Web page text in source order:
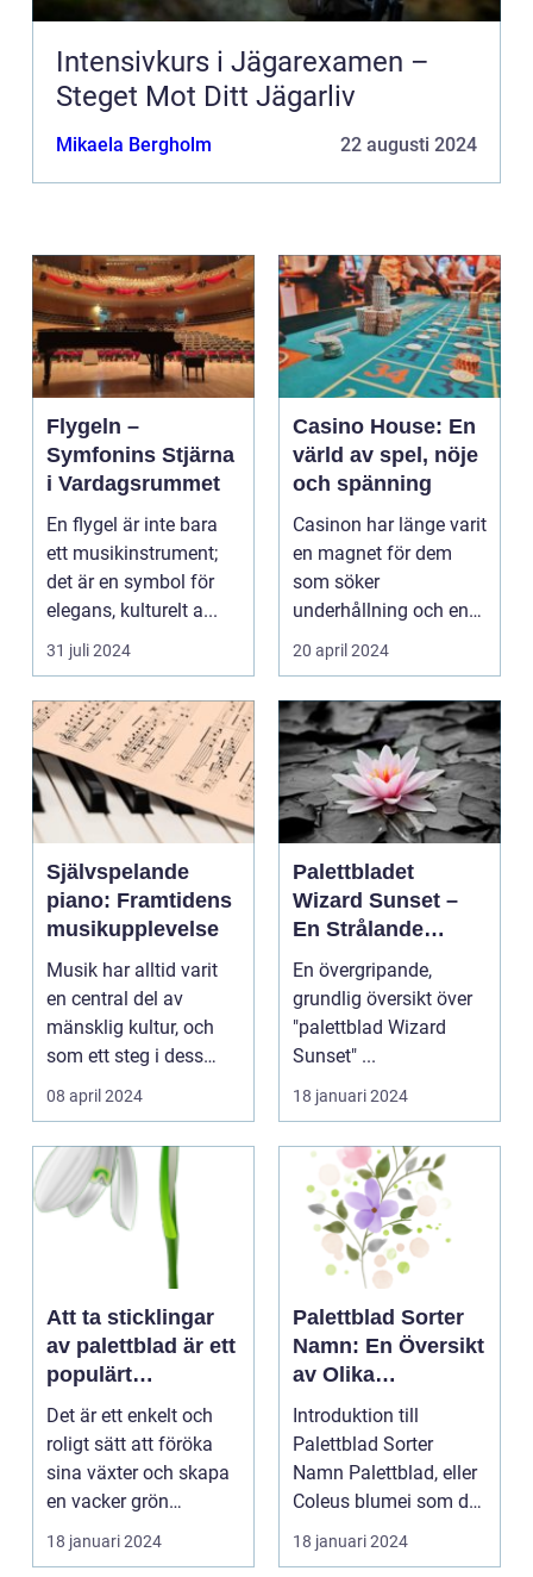
Intensivkurs i Jägarexamen –
Steget Mot Ditt Jägarliv
Mikaela Bergholm 22 augusti 2024
Flygeln –
Symfonins Stjärna
i Vardagsrummet
En flygel är inte bara
ett musikinstrument;
det är en symbol för
elegans, kulturelt a...
31 juli 2024
Casino House: En
värld av spel, nöje
och spänning
Casinon har länge varit
en magnet för dem
som söker
underhållning och en
chans ...
20 april 2024
Självspelande
piano: Framtidens
musikupplevelse
Musik har alltid varit
en central del av
mänsklig kultur, och
som ett steg i dess
kontinuerliga...
08 april 2024
Palettbladet
Wizard Sunset –
En Strålande
Fördelning av
Färger
En övergripande,
grundlig översikt över
"palettblad Wizard
Sunset" ...
18 januari 2024
Att ta sticklingar
av palettblad är ett
populärt
hobbyprojekt för
många
trädgårdsentusiast
Det är ett enkelt och
roligt sätt att föröka
sina växter och skapa
en vacker grön
omgivning. I denna...
18 januari 2024
Palettblad Sorter
Namn: En Översikt
av Olika
Variationer och
Egenskaper
Introduktion till
Palettblad Sorter
Namn Palettblad, eller
Coleus blumei som det
vetenskapligt kall...
18 januari 2024